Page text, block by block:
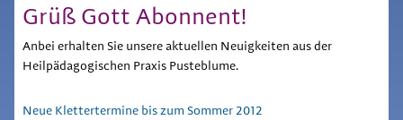
Grüß Gott Abonnent!
Anbei erhalten Sie unsere aktuellen Neuigkeiten aus der
Heilpädagogischen Praxis Pusteblume.
Neue Klettertermine bis zum Sommer 2012